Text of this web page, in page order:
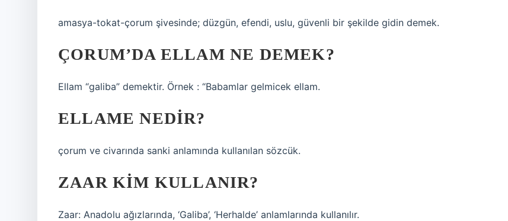
amasya-tokat-çorum şivesinde; düzgün, efendi, uslu, güvenli bir şekilde gidin demek.
ÇORUM’DA ELLAM NE DEMEK?
Ellam “galiba” demektir. Örnek : “Babamlar gelmicek ellam.
ELLAME NEDIR?
çorum ve civarında sanki anlamında kullanılan sözcük.
ZAAR KIM KULLANIR?
Zaar: Anadolu ağızlarında, ‘Galiba’, ‘Herhalde’ anlamlarında kullanılır.